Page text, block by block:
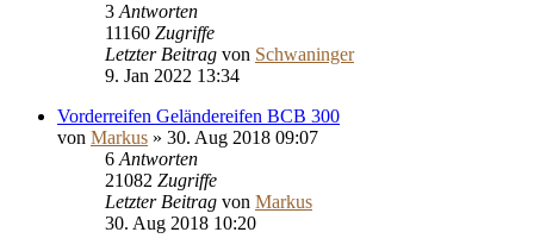
3 Antworten
11160 Zugriffe
Letzter Beitrag von Schwaninger
9. Jan 2022 13:34
Vorderreifen Geländereifen BCB 300
von Markus » 30. Aug 2018 09:07
6 Antworten
21082 Zugriffe
Letzter Beitrag von Markus
30. Aug 2018 10:20